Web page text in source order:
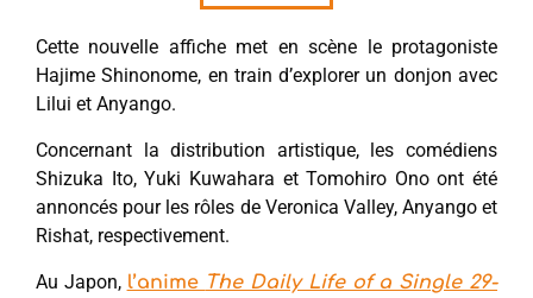
Cette nouvelle affiche met en scène le protagoniste
Hajime Shinonome, en train d’explorer un donjon avec
Lilui et Anyango.
Concernant la distribution artistique, les comédiens
Shizuka Ito, Yuki Kuwahara et Tomohiro Ono ont été
annoncés pour les rôles de Veronica Valley, Anyango et
Rishat, respectivement.
Au Japon, l’anime The Daily Life of a Single 29-